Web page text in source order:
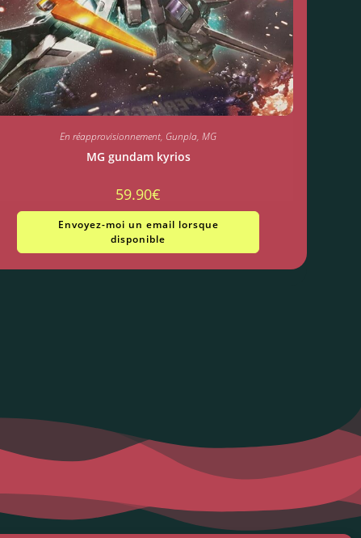
En réapprovisionnement, Gunpla,MG
MG gundam kyrios
59.90€
Envoyez-moi un email lorsque
disponible